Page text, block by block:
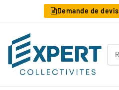
Demande de devis